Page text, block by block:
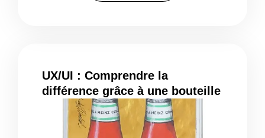
UX/UI : Comprendre la
différence grâce à une bouteille
de ketchup